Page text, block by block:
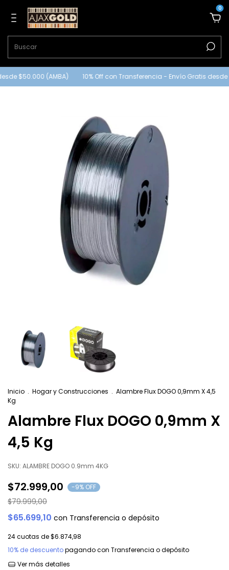
0
$50.000 (AMBA) 10% Off con Transferencia - Envío Gratis desde
Inicio . Hogar y Construcciones . Alambre Flux DOGO 0,9mm X 4,5
Kg
Alambre Flux DOGO 0,9mm X
4,5 Kg
SKU: ALAMBRE DOGO 0.9mm 4KG
$72.999,00 -9% OFF
$79.999,00
$65.699,10 con Transferencia o depósito
24cuotas de$6.874,98
10% de descuentopagando con Transferencia o depósito
Ver más detalles